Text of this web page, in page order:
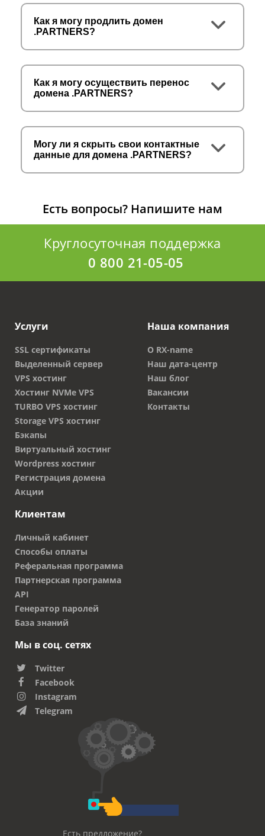
Как я могу продлить домен
.PARTNERS?
Как я могу осуществить перенос
домена .PARTNERS?
Могу ли я скрыть свои контактные
данные для домена .PARTNERS?
Есть вопросы? Напишите нам
Круглосуточная поддержка
0 800 21-05-05
Услуги
SSL сертификаты
Выделенный сервер
VPS хостинг
Хостинг NVMe VPS
TURBO VPS хостинг
Storage VPS хостинг
Бэкапы
Виртуальный хостинг
Wordpress хостинг
Регистрация домена
Акции
Наша компания
О RX-name
Наш дата-центр
Наш блог
Вакансии
Контакты
Клиентам
Личный кабинет
Способы оплаты
Реферальная программа
Партнерская программа
API
Генератор паролей
База знаний
Мы в соц. сетях
Twitter
Facebook
Instagram
Telegram
Есть предложение?